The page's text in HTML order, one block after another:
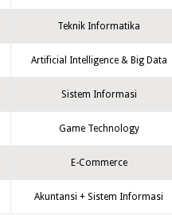
Teknik Informatika
Artificial Intelligence & Big Data
Sistem Informasi
Game Technology
E-Commerce
Akuntansi + Sistem Informasi